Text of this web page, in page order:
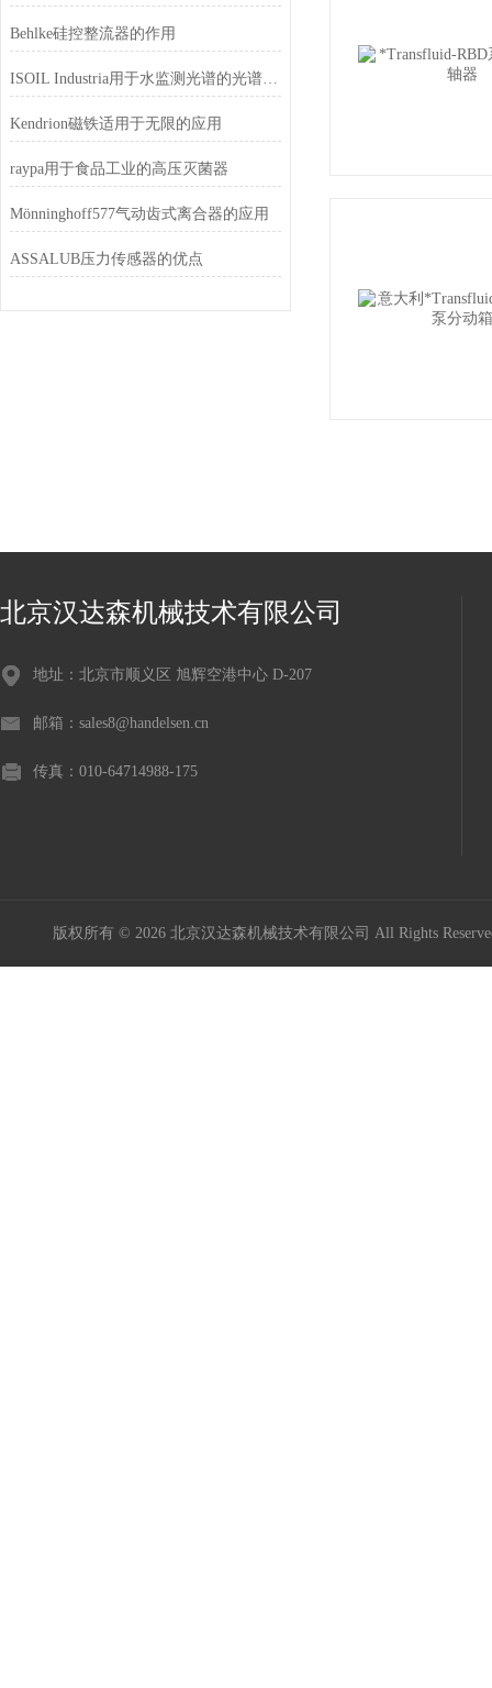
Behlke硅控整流器的作用
ISOIL Industria用于水监测光谱的光谱探头
Kendrion磁铁适用于无限的应用
raypa用于食品工业的高压灭菌器
Mönninghoff577气动齿式离合器的应用
ASSALUB压力传感器的优点
北京汉达森机械技术有限公司
地址：北京市顺义区 旭辉空港中心 D-207
邮箱：sales8@handelsen.cn
传真：010-64714988-175
版权所有 © 2026 北京汉达森机械技术有限公司 All Rights